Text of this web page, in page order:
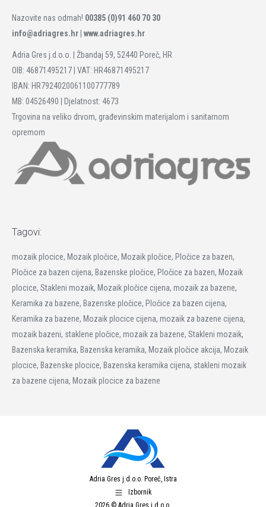
Nazovite nas odmah! 00385 (0)91 460 70 30
info@adriagres.hr | www.adriagres.hr
Adria Gres j.d.o.o. | Žbandaj 59, 52440 Poreč, HR
OIB: 46871495217 | VAT: HR46871495217
IBAN: HR7924020061100777789
MB: 04526490 | Djelatnost: 4673
Trgovina na veliko drvom, građevinskim materijalom i sanitarnom
opremom
Tagovi:
mozaik plocice, Mozaik pločice, Mozaik pločice, Pločice za bazen,
Pločice za bazen cijena, Bazenske pločice, Pločice za bazen, Mozaik
plocice, Stakleni mozaik, Mozaik pločice cijena, mozaik za bazene,
Keramika za bazene, Bazenske pločice, Pločice za bazen cijena,
Keramika za bazene, Mozaik plocice cijena, mozaik za bazene cijena,
mozaik bazeni, staklene pločice, mozaik za bazene, Stakleni mozaik,
Bazenska keramika, Bazenska keramika, Mozaik pločice akcija, Mozaik
plocice, Bazenske plocice, Bazenska keramika cijena, stakleni mozaik
za bazene cijena, Mozaik plocice za bazene
Adria Gres j.d.o.o. Poreč, Istra
Izbornik
2026 © Adria Gres j.d.o.o.